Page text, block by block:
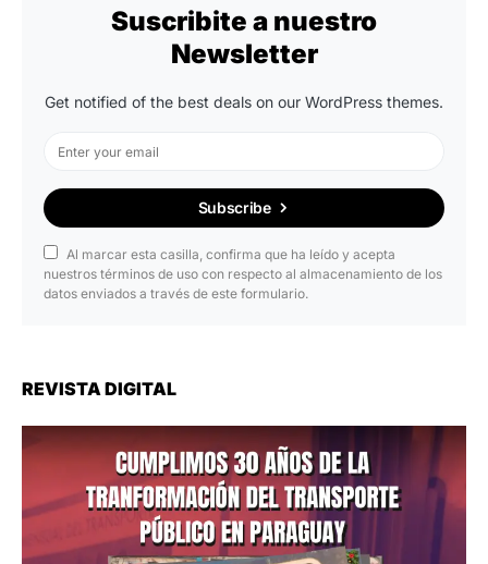
Suscribite a nuestro
Newsletter
Get notified of the best deals on our WordPress themes.
Subscribe
Al marcar esta casilla, confirma que ha leído y acepta
nuestros términos de uso con respecto al almacenamiento de los
datos enviados a través de este formulario.
REVISTA DIGITAL